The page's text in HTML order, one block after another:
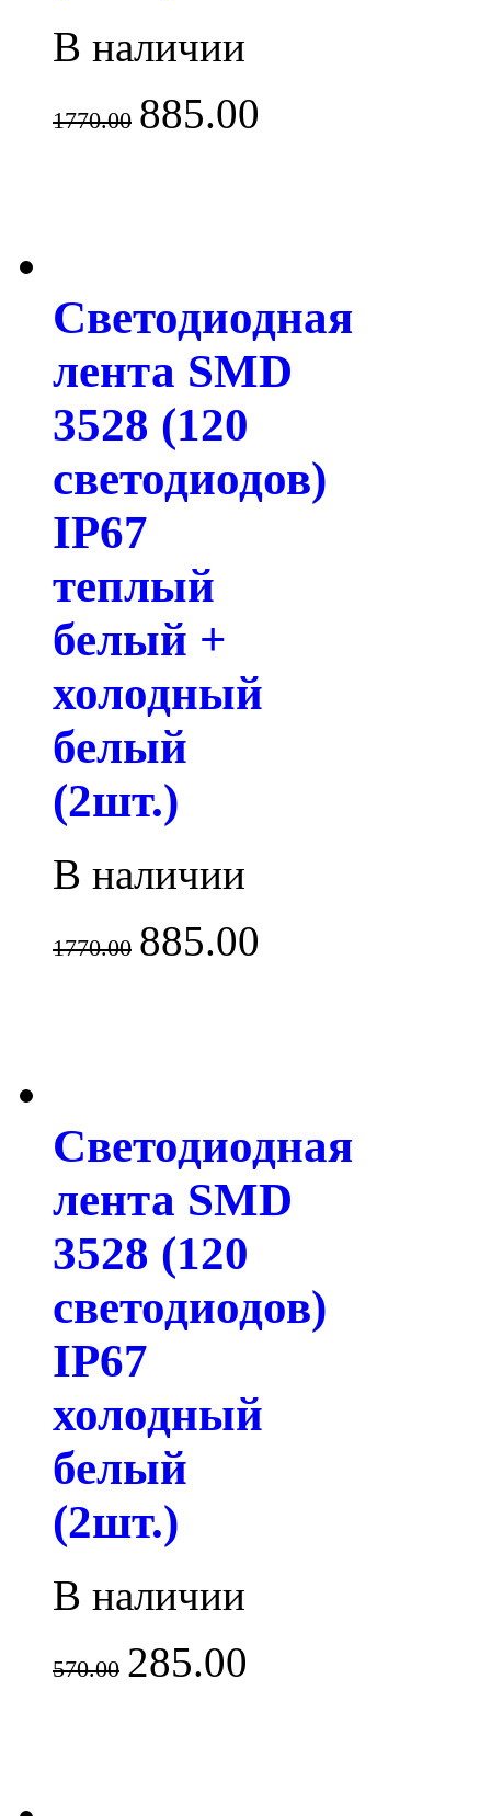
В наличии
1770.00 885.00
Светодиодная
лента SMD
3528 (120
светодиодов)
IP67
теплый
белый +
холодный
белый
(2шт.)
В наличии
1770.00 885.00
Светодиодная
лента SMD
3528 (120
светодиодов)
IP67
холодный
белый
(2шт.)
В наличии
570.00 285.00